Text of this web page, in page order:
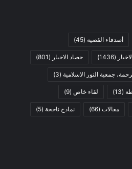
أصدقاء القضية (45)
(1436) حصاد الاخبار (801)
جمعية النور الاسلامية (3)
(13) لقاء خاص (9)
مقالات (66) نماذج ناجحة (5)